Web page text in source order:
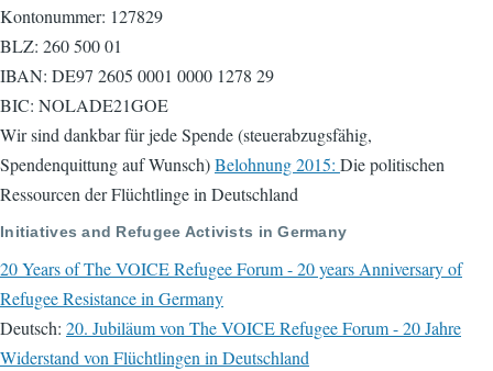
Kontonummer: 127829
BLZ: 260 500 01
IBAN: DE97 2605 0001 0000 1278 29
BIC: NOLADE21GOE
Wir sind dankbar für jede Spende (steuerabzugsfähig,
Spendenquittung auf Wunsch)Belohnung 2015: Die politischen
Ressourcen der Flüchtlinge in Deutschland
Initiatives and Refugee Activists in Germany
20 Years of The VOICE Refugee Forum - 20 years Anniversary of
Refugee Resistance in Germany
Deutsch: 20. Jubiläum von The VOICE Refugee Forum - 20 Jahre
Widerstand von Flüchtlingen in Deutschland